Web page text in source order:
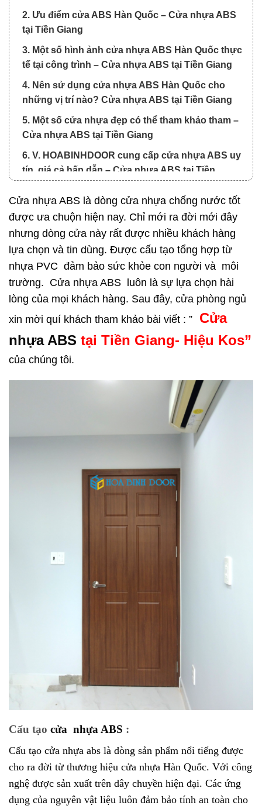
2. Ưu điểm cửa ABS Hàn Quốc – Cửa nhựa ABS
tại Tiền Giang
3. Một số hình ảnh cửa nhựa ABS Hàn Quốc thực
tế tại công trình – Cửa nhựa ABS tại Tiền Giang
4. Nên sử dụng cửa nhựa ABS Hàn Quốc cho
những vị trí nào? Cửa nhựa ABS tại Tiền Giang
5. Một số cửa nhựa đẹp có thể tham khảo tham –
Cửa nhựa ABS tại Tiền Giang
6. V. HOABINHDOOR cung cấp cửa nhựa ABS uy
tín, giá cả hấp dẫn – Cửa nhựa ABS tại Tiền
7. VI: Lý do lựa chọn mua cửa nhựa ABS tại
Hoabinhdoor chúng tôi :
Cửa nhựa ABS là dòng cửa nhựa chống nước tốt
được ưa chuộn hiện nay. Chỉ mới ra đời mới đây
nhưng dòng cửa này rất được nhiều khách hàng
lựa chọn và tin dùng. Được cấu tạo tổng hợp từ
nhựa PVC đảm bảo sức khỏe con người và môi
trường. Cửa nhựa ABS luôn là sự lựa chọn hài
lòng của mọi khách hàng. Sau đây, cửa phòng ngủ
xin mời quí khách tham khảo bài viết : ”
Cửa
nhựa ABS tại Tiền Giang- Hiệu Kos”
của chúng tôi.
Cấu tạo cửa nhựa ABS :
Cấu tạo cửa nhựa abs là dòng sản phẩm nổi tiếng được
cho ra đời từ thương hiệu cửa nhựa Hàn Quốc. Với công
nghệ được sản xuất trên dây chuyền hiện đại. Các ứng
dụng của nguyên vật liệu luôn đảm bảo tính an toàn cho